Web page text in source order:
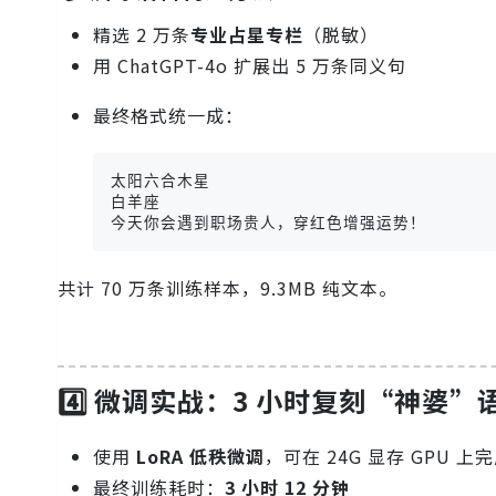
精选 2 万条专业占星专栏 （脱敏）
用 ChatGPT-4o 扩展出 5 万条同义句
最终格式统一成：
太阳六合木星
白羊座
今天你会遇到职场贵人，穿红色增强运势！
共计 70 万条训练样本，9.3MB 纯文本。
4️⃣ 微调实战：3 小时复刻“神婆”
使用 LoRA 低秩微调，可在 24G 显存 GPU 上
最终训练耗时： 3 小时 12 分钟